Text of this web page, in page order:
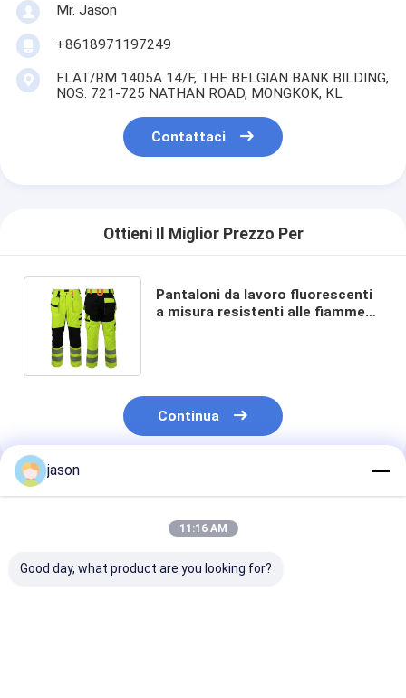
Mr. Jason
+8618971197249
FLAT/RM 1405A 14/F, THE BELGIAN BANK BILDING,
NOS. 721-725 NATHAN ROAD, MONGKOK, KL
Contattaci
Ottieni Il Miglior Prezzo Per
Pantaloni da lavoro fluorescenti
a misura resistenti alle fiamme
Continua
Prodotti Raccomandati
jason
11:16 AM
Good day, what product are you looking for?